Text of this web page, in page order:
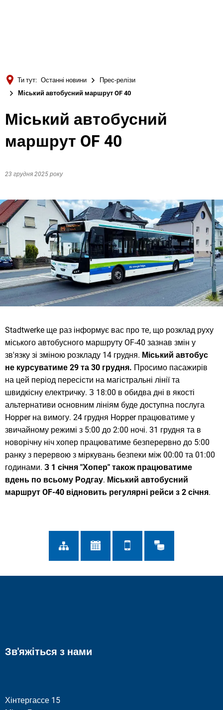
Русский
Ти тут: Останні новини
Прес-релізи
Міський автобусний маршрут OF 40
Міський автобусний
маршрут OF 40
23 грудня 2025 року
Stadtwerke ще раз інформує вас про те, що розклад руху
міського автобусного маршруту OF-40 зазнав змін у
зв'язку зі зміною розкладу 14 грудня. Міський автобус
не курсуватиме 29 та 30 грудня. Просимо пасажирів
на цей період пересісти на магістральні лінії та
швидкісну електричку. З 18:00 в обидва дні в якості
альтернативи основним лініям буде доступна послуга
Hopper на вимогу. 24 грудня Hopper працюватиме у
звичайному режимі з 5:00 до 2:00 ночі. 31 грудня та в
новорічну ніч хопер працюватиме безперервно до 5:00
ранку з перервою з міркувань безпеки між 00:00 та 01:00
годинами. З 1 січня "Хопер" також працюватиме
вдень по всьому Родгау. Міський автобусний
маршрут OF-40 відновить регулярні рейси з 2 січня.
Зв'яжіться з нами
Хінтергассе 15